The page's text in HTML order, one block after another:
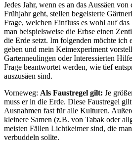
Jedes Jahr, wenn es an das Aussäen
Frühjahr geht, stellen begeisterte
Frage, welchen Einfluss es wohl auf
man beispielsweise die Erbse einen
die Erde setzt. Im folgenden möchte ich
geben und mein Keimexperiment
Gartenneulingen oder Interessierten
Frage beantwortet werden, wie tief
auszusäen sind.
Vorneweg: Als Faustregel gilt: Je
muss er in die Erde. Diese Faustregel
Ausnahmen fast für alle Kulturen.
kleinere Samen (z.B. von Tabak oder
meisten Fällen Lichtkeimer sind, die
verbuddeln sollte.